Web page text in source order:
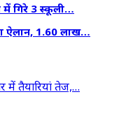
में गिरे 3 स्कूली…
ऐलान, 1.60 लाख…
में तैयारियां तेज,…